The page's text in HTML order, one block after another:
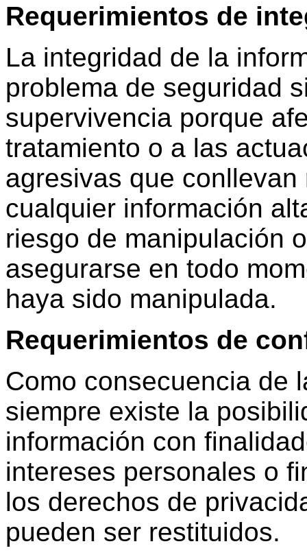
Requerimientos de
La integridad de la
problema de seguridad
supervivencia porque
tratamiento o a las
agresivas que
cualquier información
riesgo de manipulación
asegurarse en todo
haya sido manipulada.
Requerimientos de
Como consecuencia de
siempre existe la
información con
intereses personales o
los derechos de
pueden ser restituidos.